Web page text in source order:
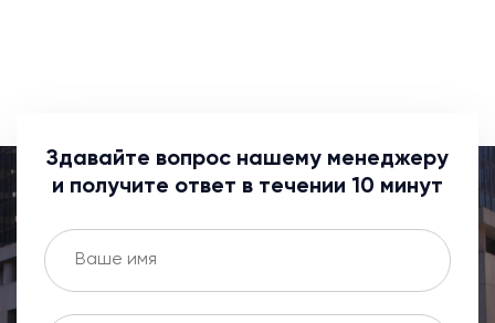
Здавайте вопрос нашему менеджеру
и получите ответ в течении 10 минут